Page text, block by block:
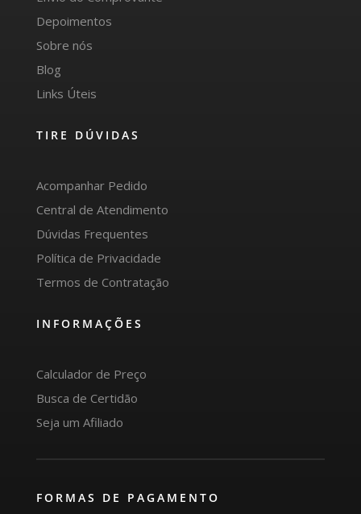
Depoimentos
Sobre nós
Blog
Links Úteis
TIRE DÚVIDAS
Acompanhar Pedido
Central de Atendimento
Dúvidas Frequentes
Política de Privacidade
Termos de Contratação
INFORMAÇÕES
Calculador de Preço
Busca de Certidão
Seja um Afiliado
FORMAS DE PAGAMENTO